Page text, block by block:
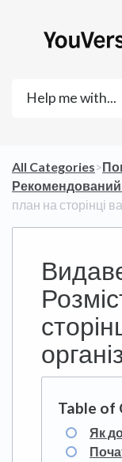
All Categories​>​
план на сторінці
Як